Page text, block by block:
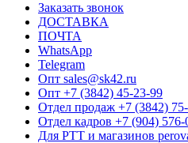
Заказать звонок
ДОСТАВКА
ПОЧТА
WhatsApp
Telegram
Опт sales@sk42.ru
Опт +7 (3842) 45-23-99
Отдел продаж +7 (3842)
Отдел кадров +7 (904) 576-
Для РТТ и магазинов